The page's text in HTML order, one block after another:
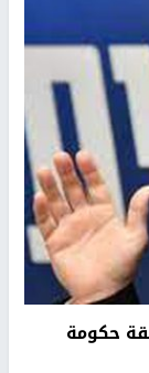
حكومة